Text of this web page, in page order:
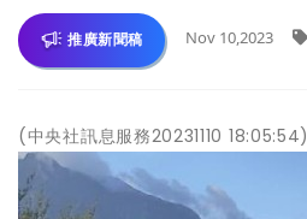
推廣新聞稿 Nov 10,2023
(中央社訊息服務20231110 18:05:54)